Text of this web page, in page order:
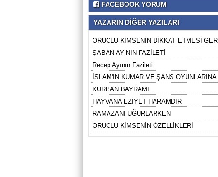
FACEBOOK YORUM
YAZARIN DİĞER YAZILARI
ORUÇLU KİMSENİN DİKKAT ETMESİ
ŞABAN AYININ FAZİLETİ
Recep Ayının Fazileti
İSLAM'IN KUMAR VE ŞANS OYUNLARINA
KURBAN BAYRAMI
HAYVANA EZİYET HARAMDIR
RAMAZANI UĞURLARKEN
ORUÇLU KİMSENİN ÖZELLİKLERİ